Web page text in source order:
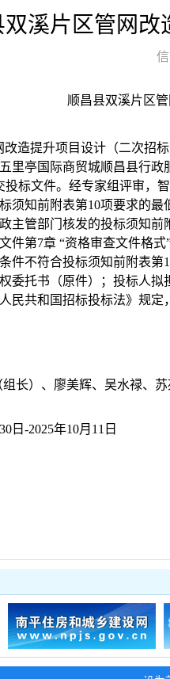
双溪片区管网
顺昌县双溪片区
造提升项目设计（二次招标
里亭国际商贸城顺昌县行政
投标文件。经专家组评审，
须知前附表第10项要求的最
主管部门核发的投标须知
件第7章 “资格审查文件格
件不符合投标须知前附表
委托书（原件）；投标人
民共和国招标投标法》规定
长）、廖美辉、吴水禄、苏
30 日 -2025年10月 11 日